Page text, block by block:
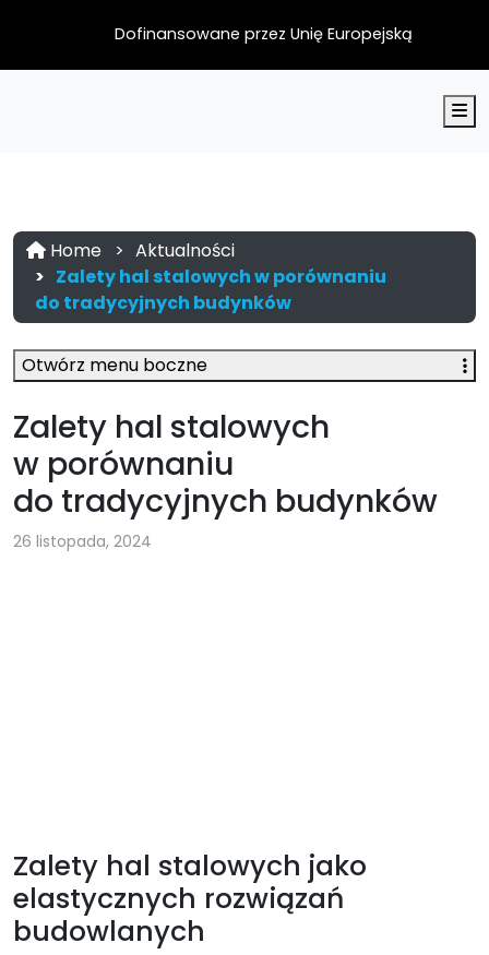
Dofinansowane przez Unię Europejską
Home
Aktualności
Zalety hal stalowych w porównaniu
do tradycyjnych budynków
Zalety hal stalowych
w porównaniu
do tradycyjnych budynków
26 listopada, 2024
Zalety hal stalowych jako
elastycznych rozwiązań
budowlanych
Otwórz menu boczne